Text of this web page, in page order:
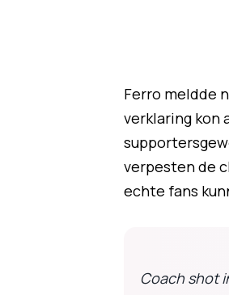
Ferro meldde
verklaring kon
verpesten de
echte fans
Coach shot